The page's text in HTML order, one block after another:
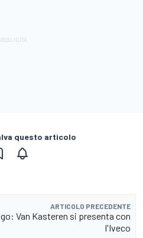
questo articolo
ARTICOLO PRECEDENTE
Van Kasteren si presenta con
l'Iveco